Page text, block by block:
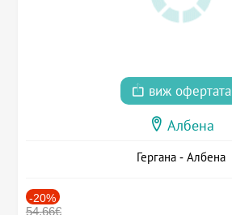
виж офертата
Албена
Гергана - Албена
-20%
54.66€